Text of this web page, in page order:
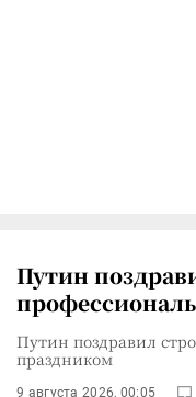
Путин
Путин поздравил
праздником
9 августа 2026, 00:05